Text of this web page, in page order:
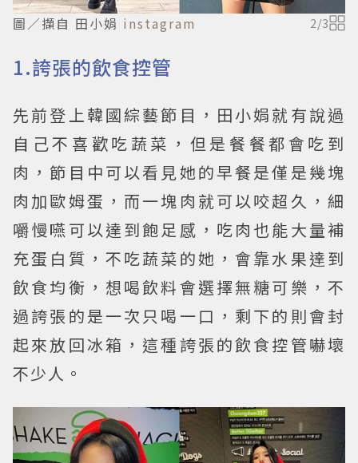
圖／擷自 田小娟 instagram 2/3
1.誇張的飲食控管
先前登上韓國綜藝節目，田小娟就有說過
自己不喜歡吃蔬菜，但是餐餐都會吃到
肉，節目中可以看見她的早餐是僅是幾塊
肉加歐姆蛋，而一塊肉就可以咬超久，細
嚼慢嚥可以達到飽足感，吃肉也能大量補
充蛋白質，不吃蔬菜的她，會靠水果達到
飲食均衡，想喝飲料會選擇無糖可樂，不
過誇張的是一次只喝一口，剩下的則會封
起來放回冰箱，這種誇張的飲食控管嚇壞
不少人。